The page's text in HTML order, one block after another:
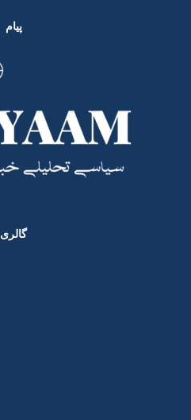
پیام
گالری